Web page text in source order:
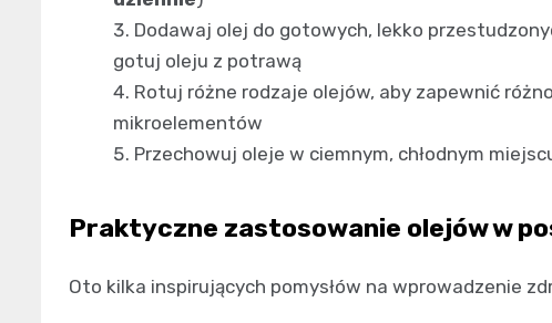
Dodawaj olej do gotowych, lekko
gotuj oleju z potrawą
Rotuj różne rodzaje olejów, aby zapewnić
mikroelementów
Przechowuj oleje w ciemnym, chłodnym
Praktyczne zastosowanie olejów w
Oto kilka inspirujących pomysłów na wprowadzenie